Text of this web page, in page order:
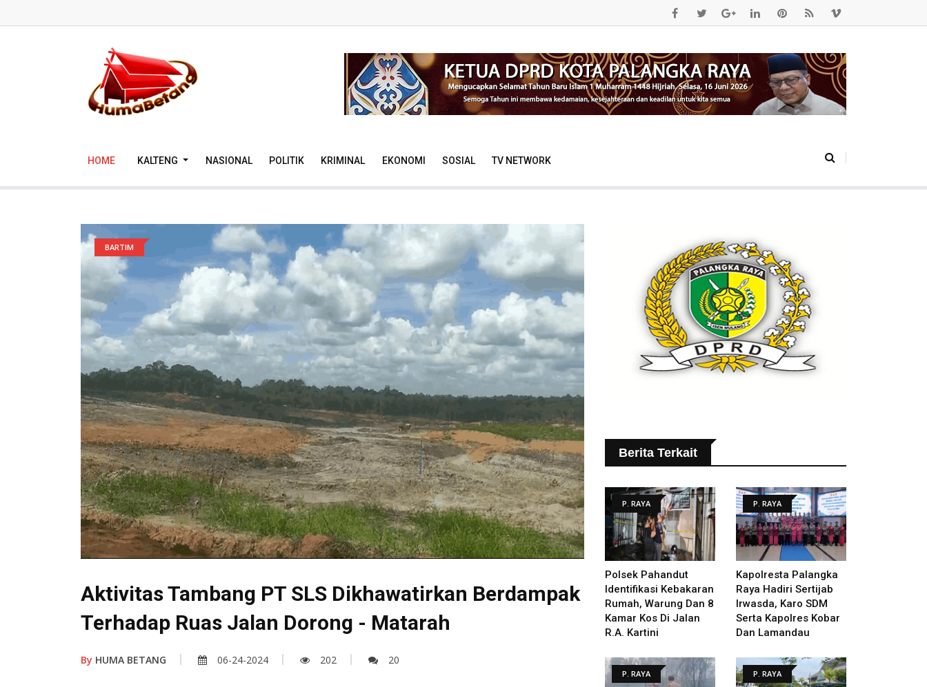
HOME KALTENG NASIONAL POLITIK KRIMINAL EKONOMI SOSIAL TV NETWORK
BARTIM
Aktivitas Tambang PT SLS Dikhawatirkan Berdampak
Terhadap Ruas Jalan Dorong - Matarah
By HUMA BETANG 06-24-2024 202 20
Berita Terkait
P. RAYA
Polsek Pahandut
Identifikasi Kebakaran
Rumah, Warung Dan 8
Kamar Kos Di Jalan
R.A. Kartini
P. RAYA
Kapolresta Palangka
Raya Hadiri Sertijab
Irwasda, Karo SDM
Serta Kapolres Kobar
Dan Lamandau
P. RAYA P. RAYA